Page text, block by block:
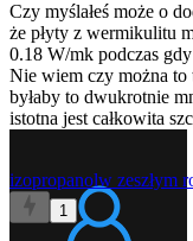
Czy myślałeś może o
że płyty z wermikulitu
0.18 W/mk podczas
Nie wiem czy można to
byłaby to dwukrotnie
istotna jest całkowita
izopropanolw zeszłym
1